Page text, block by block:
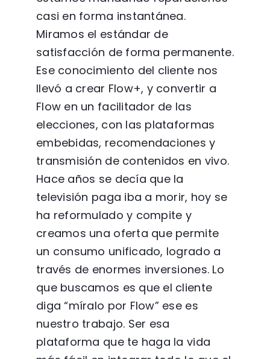
casi en forma instantánea.
Miramos el estándar de
satisfacción de forma permanente.
Ese conocimiento del cliente nos
llevó a crear Flow+, y convertir a
Flow en un facilitador de las
elecciones, con las plataformas
embebidas, recomendaciones y
transmisión de contenidos en vivo.
Hace años se decía que la
televisión paga iba a morir, hoy se
ha reformulado y compite y
creamos una oferta que permite
un consumo unificado, logrado a
través de enormes inversiones. Lo
que buscamos es que el cliente
diga “míralo por Flow” ese es
nuestro trabajo. Ser esa
plataforma que te haga la vida